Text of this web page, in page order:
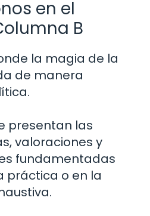
en el
B
la magia de la
de manera
presentan las
valoraciones y
fundamentadas
práctica o en la